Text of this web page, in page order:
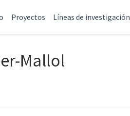
Proyectos Líneas de investigación
Mallol